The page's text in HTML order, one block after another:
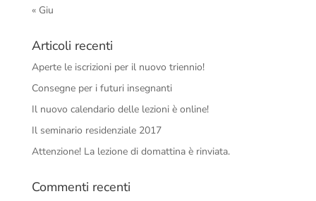
« Giu
Articoli recenti
Aperte le iscrizioni per il nuovo triennio!
Consegne per i futuri insegnanti
Il nuovo calendario delle lezioni è online!
Il seminario residenziale 2017
Attenzione! La lezione di domattina è rinviata.
Commenti recenti